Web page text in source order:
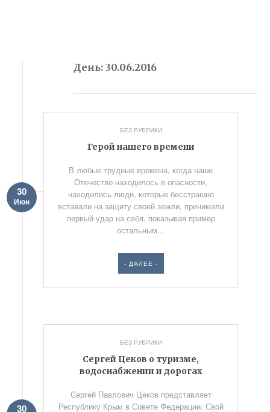
День:30.06.2016
БЕЗ РУБРИКИ
Герой нашего времени
30
Июн
В любые трудные времена, когда наше
Отечество находилось в опасности,
находились люди, которые бесстрашно
вставали на защиту своей земли, принимали
первый удар на себя, показывая пример
остальным...
- ДАЛЕЕ -
БЕЗ РУБРИКИ
Сергей Цеков о туризме,
водоснабжении и дорогах
30
Сергей Павлович Цеков представляет
Республику Крым в Совете Федерации. Свой